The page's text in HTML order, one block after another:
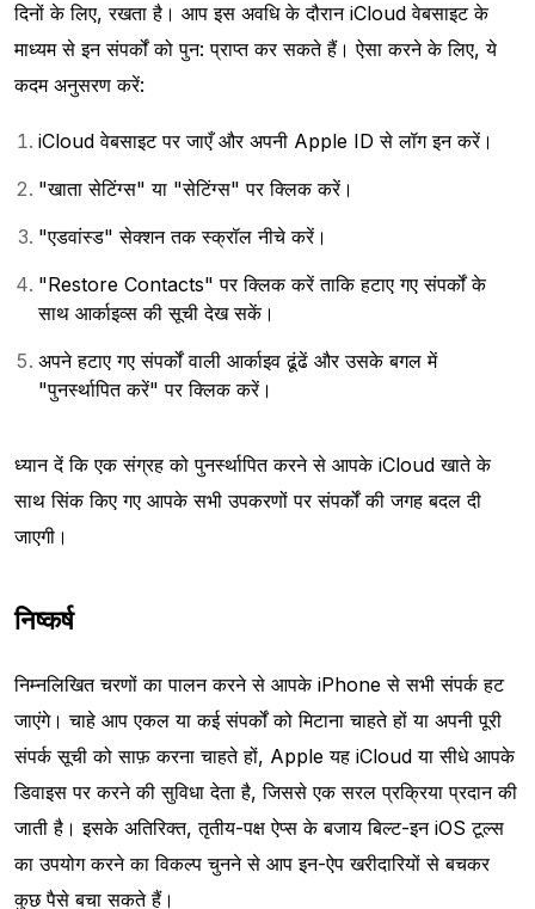
दिनों के लिए, रखता है। आप इस अवधि के दौरान iCloud वेबसाइट के
माध्यम से इन संपर्कों को पुन: प्राप्त कर सकते हैं। ऐसा करने के लिए, ये
कदम अनुसरण करें:
iCloud वेबसाइट पर जाएँ और अपनी Apple ID से लॉग इन करें।
"खाता सेटिंग्स" या "सेटिंग्स" पर क्लिक करें।
"एडवांस्ड" सेक्शन तक स्क्रॉल नीचे करें।
"Restore Contacts" पर क्लिक करें ताकि हटाए गए संपर्कों के
साथ आर्काइव्स की सूची देख सकें।
अपने हटाए गए संपर्कों वाली आर्काइव ढूंढें और उसके बगल में
"पुनर्स्थापित करें" पर क्लिक करें।
ध्यान दें कि एक संग्रह को पुनर्स्थापित करने से आपके iCloud खाते के
साथ सिंक किए गए आपके सभी उपकरणों पर संपर्कों की जगह बदल दी
जाएगी।
निष्कर्ष
निम्नलिखित चरणों का पालन करने से आपके iPhone से सभी संपर्क हट
जाएंगे। चाहे आप एकल या कई संपर्कों को मिटाना चाहते हों या अपनी पूरी
संपर्क सूची को साफ़ करना चाहते हों, Apple यह iCloud या सीधे आपके
डिवाइस पर करने की सुविधा देता है, जिससे एक सरल प्रक्रिया प्रदान की
जाती है। इसके अतिरिक्त, तृतीय-पक्ष ऐप्स के बजाय बिल्ट-इन iOS टूल्स
का उपयोग करने का विकल्प चुनने से आप इन-ऐप खरीदारियों से बचकर
कुछ पैसे बचा सकते हैं।